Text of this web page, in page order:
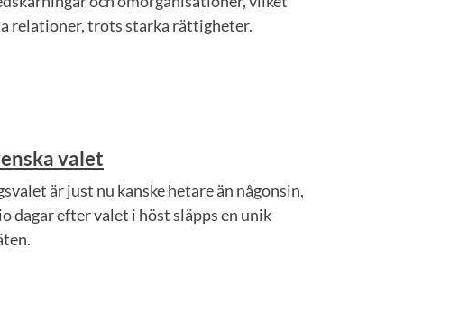
relationer, trots starka rättigheter.
valet
är just nu kanske hetare än någonsin,
dagar efter valet i höst släpps en unik